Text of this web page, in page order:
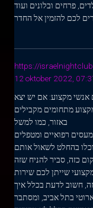
פרחים ובלונים ועוד
https://
12 oktober 2022,
אנשי מקצוע: אם יש יצא
מתחומים מקבילים
באזור, כמו למשל
רפואיים ומטפלים
בהחלט לשאול אותם
כזה, סביר להניח שזה
שייתן לכם שירות
חשוב לדעת בכלל איך
בתל אביב, ומסתבר